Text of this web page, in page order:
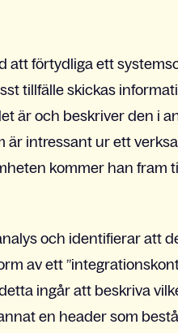
att förtydliga ett
tillfälle skickas
är och beskriver den i
är intressant ur ett
kommer han fram
och identifierar att
av ett
ingår att beskriva
en header som